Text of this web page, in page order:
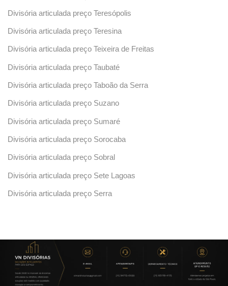
Divisória articulada preço Teresópolis
Divisória articulada preço Teresina
Divisória articulada preço Teixeira de Freitas
Divisória articulada preço Taubaté
Divisória articulada preço Taboão da Serra
Divisória articulada preço Suzano
Divisória articulada preço Sumaré
Divisória articulada preço Sorocaba
Divisória articulada preço Sobral
Divisória articulada preço Sete Lagoas
Divisória articulada preço Serra